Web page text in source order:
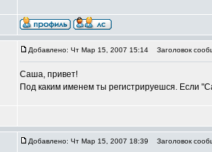
Добавлено: Чт Мар 15, 2007 15:14 Заголовок
Саша, привет!
Под каким именем ты регистрируешся. Если
Добавлено: Чт Мар 15, 2007 18:39 Заголовок